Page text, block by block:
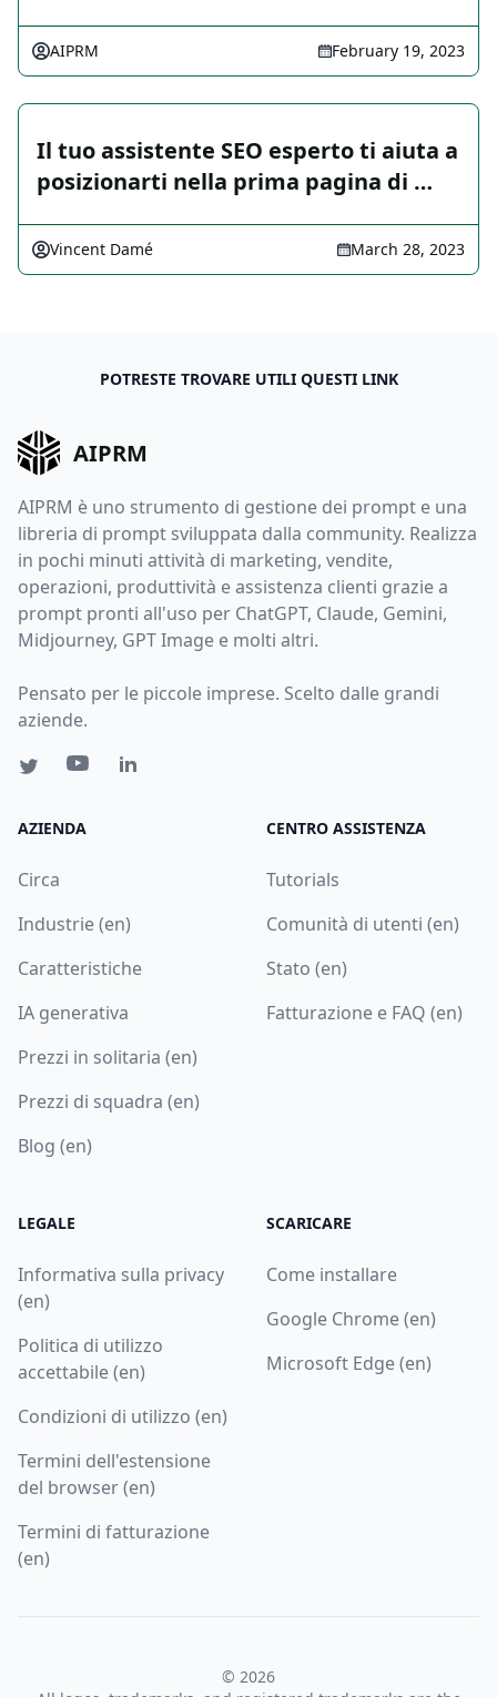
AIPRM February 19, 2023
Il tuo assistente SEO esperto ti aiuta a
posizionarti nella prima pagina di …
Vincent Damé March 28, 2023
POTRESTE TROVARE UTILI QUESTI LINK
AIPRM
AIPRM è uno strumento di gestione dei prompt e una
libreria di prompt sviluppata dalla community. Realizza
in pochi minuti attività di marketing, vendite,
operazioni, produttività e assistenza clienti grazie a
prompt pronti all'uso per ChatGPT, Claude, Gemini,
Midjourney, GPT Image e molti altri.
Pensato per le piccole imprese. Scelto dalle grandi
aziende.
AZIENDA
Circa
Industrie (en)
Caratteristiche
IA generativa
Prezzi in solitaria (en)
Prezzi di squadra (en)
Blog (en)
CENTRO ASSISTENZA
Tutorials
Comunità di utenti (en)
Stato (en)
Fatturazione e FAQ (en)
LEGALE
Informativa sulla privacy
(en)
Politica di utilizzo
accettabile (en)
Condizioni di utilizzo (en)
Termini dell'estensione
del browser (en)
Termini di fatturazione
(en)
SCARICARE
Come installare
Google Chrome (en)
Microsoft Edge (en)
© 2026